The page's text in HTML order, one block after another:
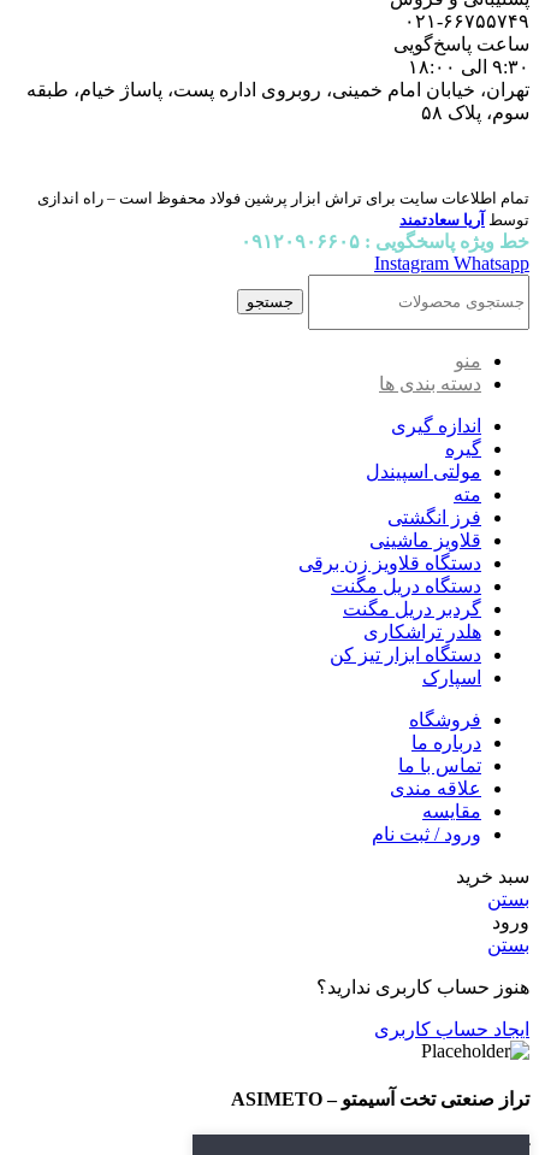
۰۲۱-۶۶۷۵۵۷۴۹
ساعت پاسخ‌گویی
۹:۳۰ الی ۱۸:۰۰
تهران، خیابان امام خمینی، روبروی اداره پست، پاساژ خیام، طبقه
سوم، پلاک ۵۸
تمام اطلاعات سایت برای تراش ابزار پرشین فولاد محفوظ است – راه اندازی
توسط آریا سعادتمند
خط ویژه پاسخگویی : ۰۹۱۲۰۹۰۶۶۰۵
Instagram Whatsapp
جستجو
منو
دسته بندی ها
اندازه گیری
گیره
مولتی اسپیندل
مته
فرز انگشتی
قلاویز ماشینی
دستگاه قلاویز زن برقی
دستگاه دریل مگنت
گردبر دریل مگنت
هلدر تراشکاری
دستگاه ابزار تیز کن
اسپارک
فروشگاه
درباره ما
تماس با ما
علاقه مندی
مقایسه
ورود / ثبت نام
سبد خرید
بستن
ورود
بستن
هنوز حساب کاربری ندارید؟
ایجاد حساب کاربری
تراز صنعتی تخت آسیمتو – ASIMETO